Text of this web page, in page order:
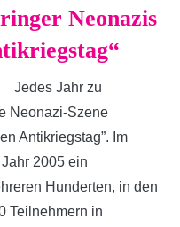
Neonazis
Jedes Jahr zu
Neonazi-Szene
Antikriegstag”. Im
2005 ein
Hunderten, in den
Teilnehmern in